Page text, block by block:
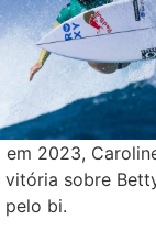
em 2023,
sobre
pelo bi.